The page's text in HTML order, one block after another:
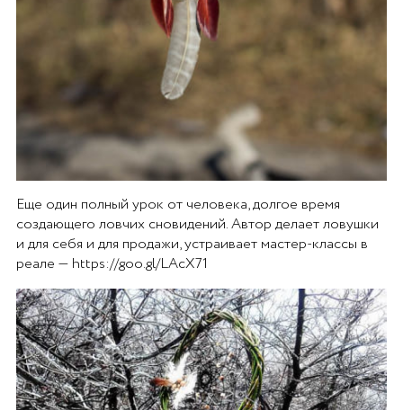
Еще один полный урок от человека, долгое время
создающего ловчих сновидений. Автор делает ловушки
и для себя и для продажи, устраивает мастер-классы в
реале — https://goo.gl/LAcX71